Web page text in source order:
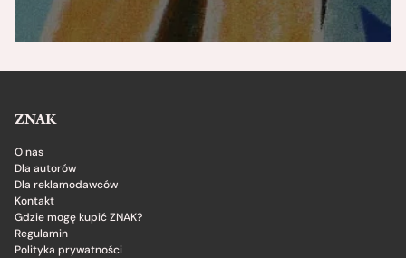
ZNAK
O nas
Dla autorów
Dla reklamodawców
Kontakt
Gdzie mogę kupić ZNAK?
Regulamin
Polityka prywatności